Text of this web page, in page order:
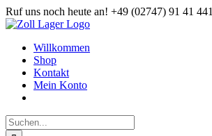
Zum
Inhalt
Ruf uns noch heute an! +49 (02747) 91 41 441
Willkommen
Shop
Kontakt
Mein Konto
Suche
nach: